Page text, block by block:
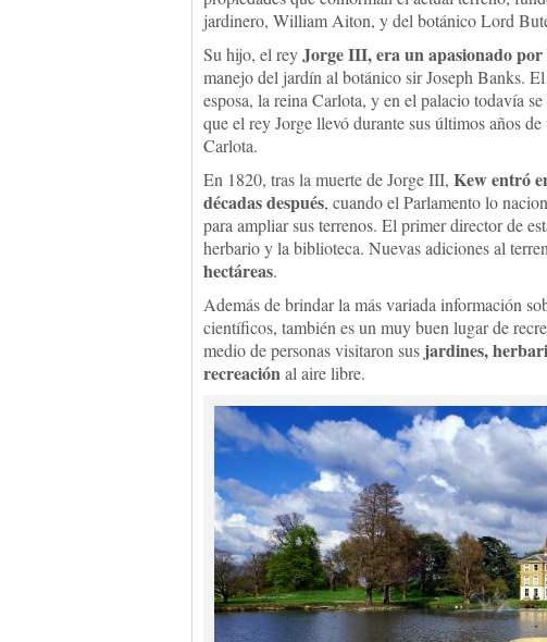
jardinero, William Aiton, y del botánico Lord
Su hijo, el reyJorge III, era un apasionado
manejo del jardín al botánico sir Joseph Banks.
esposa, la reina Carlota, y en el palacio todavía
que el rey Jorge llevó durante sus últimos años
Carlota.
En 1820, tras la muerte de Jorge III, Kew entró
décadas después, cuando el Parlamento lo
para ampliar sus terrenos. El primer director de
herbario y la biblioteca. Nuevas adiciones al
hectáreas.
Además de brindar la más variada información
científicos, también es un muy buen lugar de
medio de personas visitaron sus jardines,
recreaciónal aire libre.